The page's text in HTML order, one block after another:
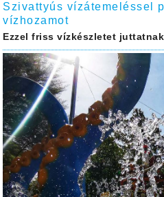
Szivattyús vízátemeléssel
vízhozamot
Ezzel friss vízkészletet